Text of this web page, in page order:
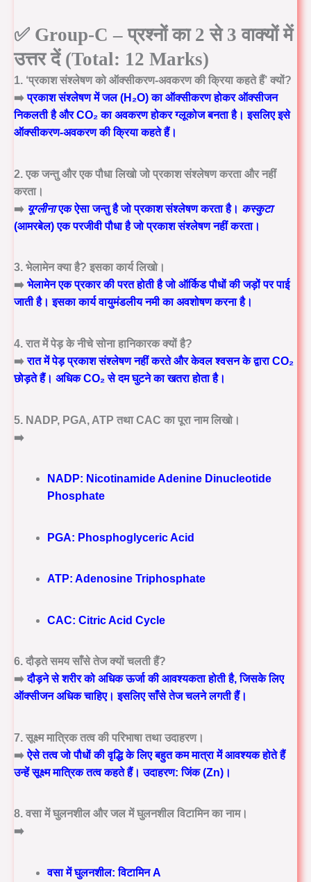
✅ Group-C – प्रश्नों का 2 से 3 वाक्यों में
उत्तर दें (Total: 12 Marks)
1. ‘प्रकाश संश्लेषण को ऑक्सीकरण-अवकरण की क्रिया कहते हैं’ क्यों?
➡️प्रकाश संश्लेषण में जल (H₂O) का ऑक्सीकरण होकर ऑक्सीजन
निकलती है और CO₂ का अवकरण होकर ग्लूकोज बनता है। इसलिए इसे
ऑक्सीकरण-अवकरण की क्रिया कहते हैं।
2. एक जन्तु और एक पौधा लिखो जो प्रकाश संश्लेषण करता और नहीं
करता।
➡️ यूग्लीनाएक ऐसा जन्तु है जो प्रकाश संश्लेषण करता है। कस्कुटा
(आमरबेल) एक परजीवी पौधा है जो प्रकाश संश्लेषण नहीं करता।
3. भेलामेन क्या है? इसका कार्य लिखो।
➡️ भेलामेन एक प्रकार की परत होती है जो ऑर्किड पौधों की जड़ों पर पाई
जाती है। इसका कार्य वायुमंडलीय नमी का अवशोषण करना है।
4. रात में पेड़ के नीचे सोना हानिकारक क्यों है?
➡️रात में पेड़ प्रकाश संश्लेषण नहीं करते और केवल श्वसन के द्वारा CO₂
छोड़ते हैं। अधिक CO₂ से दम घुटने का खतरा होता है।
5. NADP, PGA, ATP तथा CAC का पूरा नाम लिखो।
➡️
NADP: Nicotinamide Adenine Dinucleotide
Phosphate
PGA: Phosphoglyceric Acid
ATP: Adenosine Triphosphate
CAC: Citric Acid Cycle
6. दौड़ते समय साँसे तेज क्यों चलती हैं?
➡️दौड़ने से शरीर को अधिक ऊर्जा की आवश्यकता होती है, जिसके लिए
ऑक्सीजन अधिक चाहिए। इसलिए साँसे तेज चलने लगती हैं।
7. सूक्ष्म मात्रिक तत्व की परिभाषा तथा उदाहरण।
➡️ऐसे तत्व जो पौधों की वृद्धि के लिए बहुत कम मात्रा में आवश्यक होते हैं
उन्हें सूक्ष्म मात्रिक तत्व कहते हैं। उदाहरण: जिंक (Zn)।
8. वसा में घुलनशील और जल में घुलनशील विटामिन का नाम।
➡️
वसा में घुलनशील: विटामिन A